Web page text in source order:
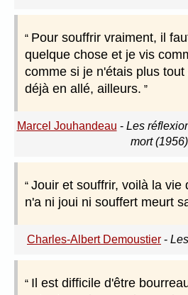
Pour souffrir vraiment, il
quelque chose et je vis
comme si je n'étais plus
déjà en allé, ailleurs.
Marcel Jouhandeau - Les
mort (1956)
Jouir et souffrir, voilà la vie
n'a ni joui ni souffert meurt
Charles-Albert Demoustier -
Il est difficile d'être